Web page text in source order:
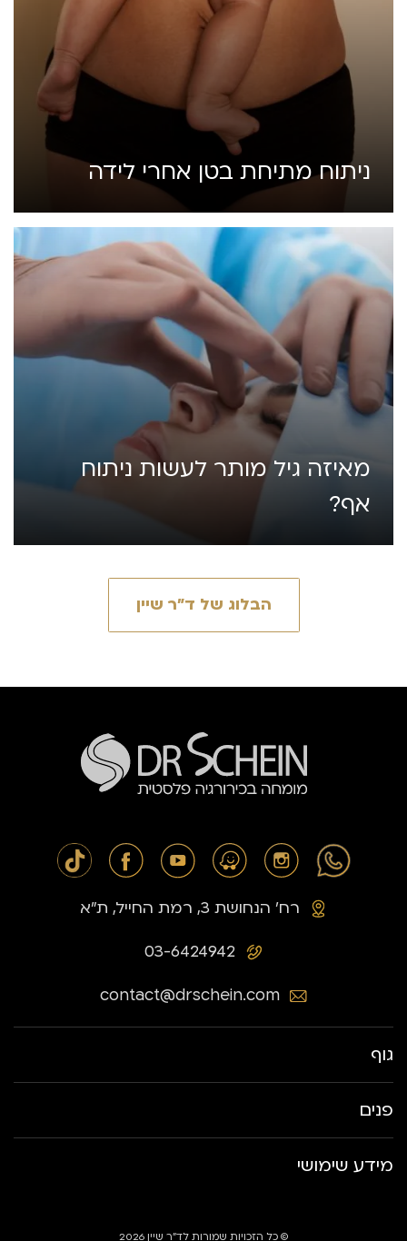
ניתוח מתיחת בטן אחרי לידה
מאיזה גיל מותר לעשות ניתוח
אף?
הבלוג של ד״ר שיין
03-6424942
רח׳ הנחושת 3, רמת החייל, ת״א
contact@drschein.com
גוף
פנים
מידע שימושי
© כל הזכויות שמורות לד״ר שיין 2026